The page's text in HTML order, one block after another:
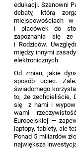
edukacji. Szanowni
debaty, którą
miejscowościach w
i placówek do
zapoznania się ze
i Rodziców.
między innymi
elektronicznych.
Od zmian, jakie
sposób uciec.
świadomego
to, że zechcieliście,
się z nami i
wami
Europejskiej —
laptopy, tablety, ale
Ponad 5 miliardów
największa